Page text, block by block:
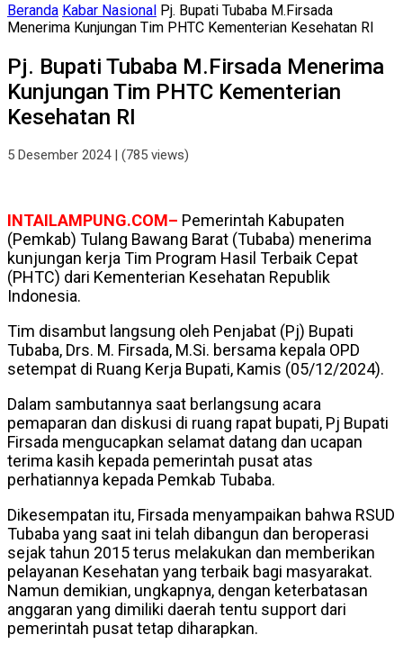
Beranda Kabar Nasional Pj. Bupati Tubaba M.Firsada
Menerima Kunjungan Tim PHTC Kementerian Kesehatan RI
Pj. Bupati Tubaba M.Firsada Menerima
Kunjungan Tim PHTC Kementerian
Kesehatan RI
5 Desember 2024| (785 views)
INTAILAMPUNG.COM– Pemerintah Kabupaten
(Pemkab) Tulang Bawang Barat (Tubaba) menerima
kunjungan kerja Tim Program Hasil Terbaik Cepat
(PHTC) dari Kementerian Kesehatan Republik
Indonesia.
Tim disambut langsung oleh Penjabat (Pj) Bupati
Tubaba, Drs. M. Firsada, M.Si. bersama kepala OPD
setempat di Ruang Kerja Bupati, Kamis (05/12/2024).
Dalam sambutannya saat berlangsung acara
pemaparan dan diskusi di ruang rapat bupati, Pj Bupati
Firsada mengucapkan selamat datang dan ucapan
terima kasih kepada pemerintah pusat atas
perhatiannya kepada Pemkab Tubaba.
Dikesempatan itu, Firsada menyampaikan bahwa RSUD
Tubaba yang saat ini telah dibangun dan beroperasi
sejak tahun 2015 terus melakukan dan memberikan
pelayanan Kesehatan yang terbaik bagi masyarakat.
Namun demikian, ungkapnya, dengan keterbatasan
anggaran yang dimiliki daerah tentu support dari
pemerintah pusat tetap diharapkan.